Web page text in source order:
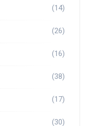
(14)
(26)
(16)
(38)
(17)
(30)